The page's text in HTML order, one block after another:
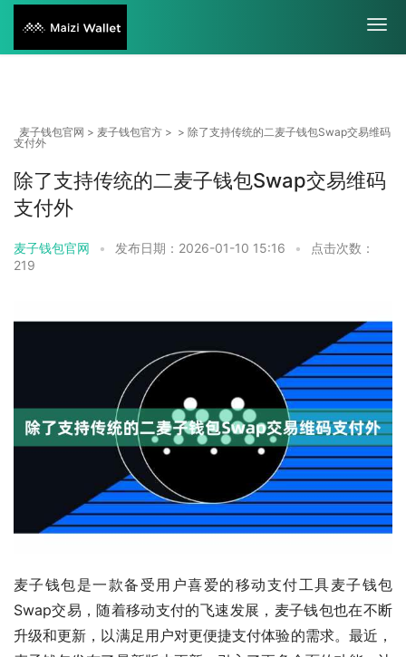
麦子钱包官网 > 麦子钱包官方 > > 除了支持传统的二麦子钱包Swap交易维码
支付外
除了支持传统的二麦子钱包Swap交易维码
支付外
麦子钱包官网 • 发布日期：2026-01-10 15:16 •
点击次数：
219
麦子钱包是一款备受用户喜爱的移动支付工具麦子钱包
Swap交易，随着移动支付的飞速发展，麦子钱包也在不断
升级和更新，以满足用户对更便捷支付体验的需求。最近，